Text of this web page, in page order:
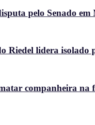
pelo Senado em
Riedel lidera isolado
companheira na